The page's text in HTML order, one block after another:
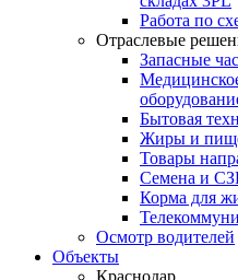
Работа по
Отраслевые
Запасные
Бытовая
Жиры и
Товары
Семена и
Корма для
Осмотр водителей
Объекты
Краснодар